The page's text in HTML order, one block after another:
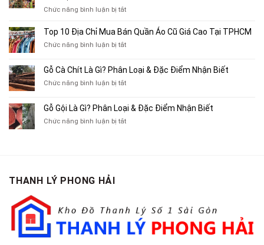
Bán
Xe
Cũ,
Xe
Cũ
TP.HCM
Chức năng bình luận bị tắtở
10
Thu
Sách
Tạp
Chí
Top 10 Địa Chỉ Mua Bán Quần Áo Cũ Giá Cao Tại TPHCM
Chức năng bình luận bị tắtở
Địa
Chỉ
Bán
Áo
Gỗ Cà Chít Là Gì? Phân Loại & Đặc Điểm Nhận Biết
Chức năng bình luận bị tắtở
Chít
Là
Gỗ Gội Là Gì? Phân Loại & Đặc Điểm Nhận Biết
Chức năng bình luận bị tắtở
Điểm
Nhận
Biết
THANH LÝ PHONG HẢI